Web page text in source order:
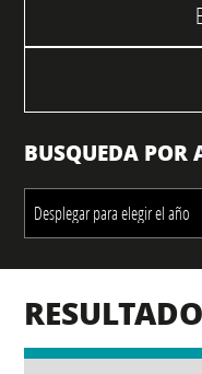
BUSQUEDA POR